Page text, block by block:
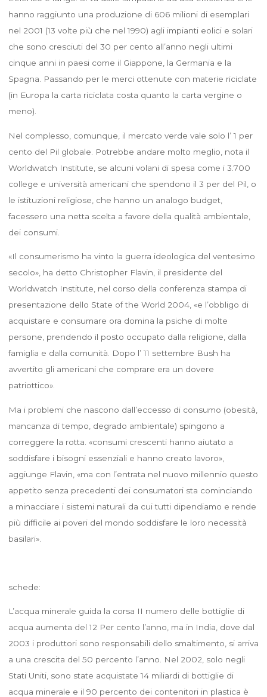
hanno raggiunto una produzione di 606 milioni di esemplari
nel 2001 (13 volte più che nel 1990) agli impianti eolici e solari
che sono cresciuti del 30 per cento all’anno negli ultimi
cinque anni in paesi come il Giappone, la Germania e la
Spagna. Passando per le merci ottenute con materie riciclate
(in Europa la carta riciclata costa quanto la carta vergine o
meno).
Nel complesso, comunque, il mercato verde vale solo l’ 1 per
cento del Pil globale. Potrebbe andare molto meglio, nota il
Worldwatch Institute, se alcuni volani di spesa come i 3.700
college e università americani che spendono il 3 per del Pil, o
le istituzioni religiose, che hanno un analogo budget,
facessero una netta scelta a favore della qualità ambientale,
dei consumi.
«Il consumerismo ha vinto la guerra ideologica del ventesimo
secolo», ha detto Christopher Flavin, il presidente del
Worldwatch Institute, nel corso della conferenza stampa di
presentazione dello State of the World 2004, «e l’obbligo di
acquistare e consumare ora domina la psiche di molte
persone, prendendo il posto occupato dalla religione, dalla
famiglia e dalla comunità. Dopo l’ 11 settembre Bush ha
avvertito gli americani che comprare era un dovere
patriottico».
Ma i problemi che nascono dall’eccesso di consumo (obesità,
mancanza di tempo, degrado ambientale) spingono a
correggere la rotta. «consumi crescenti hanno aiutato a
soddisfare i bisogni essenziali e hanno creato lavoro»,
aggiunge Flavin, «ma con l’entrata nel nuovo millennio questo
appetito senza precedenti dei consumatori sta cominciando
a minacciare i sistemi naturali da cui tutti dipendiamo e rende
più difficile ai poveri del mondo soddisfare le loro necessità
basilari».
schede:
L’acqua minerale guida la corsa II numero delle bottiglie di
acqua aumenta del 12 Per cento l’anno, ma in India, dove dal
2003 i produttori sono responsabili dello smaltimento, si arriva
a una crescita del 50 percento l’anno. Nel 2002, solo negli
Stati Uniti, sono state acquistate 14 miliardi di bottiglie di
acqua minerale e il 90 percento dei contenitori in plastica è